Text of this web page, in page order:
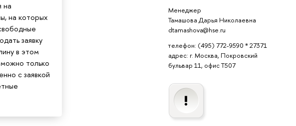
Менеджер
Тамашова Дарья Николаевна
dtamashova@hse.ru
телефон: (495) 772-9590 * 27371
адрес: г. Москва, Покровский
бульвар 11, офис T507
на
на которых
заявку
в этом
только
с заявкой